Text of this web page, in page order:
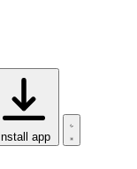
Install app